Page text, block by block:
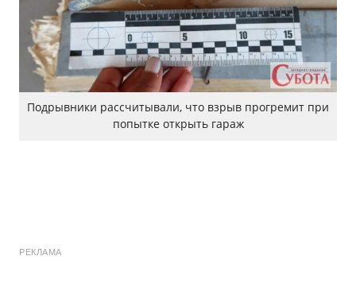
Подрывники рассчитывали, что взрыв прогремит при
попытке открыть гараж
РЕКЛАМА